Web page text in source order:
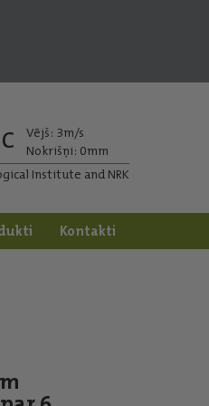
c
Vējš: 3m/s
Nokrišņi: 0mm
Institute and NRK
Kontakti